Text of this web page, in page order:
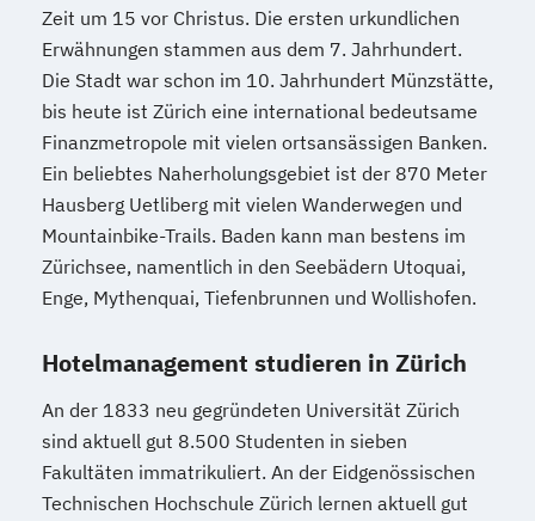
Zeit um 15 vor Christus. Die ersten urkundlichen
Erwähnungen stammen aus dem 7. Jahrhundert.
Die Stadt war schon im 10. Jahrhundert Münzstätte,
bis heute ist Zürich eine international bedeutsame
Finanzmetropole mit vielen ortsansässigen Banken.
Ein beliebtes Naherholungsgebiet ist der 870 Meter
Hausberg Uetliberg mit vielen Wanderwegen und
Mountainbike-Trails. Baden kann man bestens im
Zürichsee, namentlich in den Seebädern Utoquai,
Enge, Mythenquai, Tiefenbrunnen und Wollishofen.
Hotelmanagement studieren in Zürich
An der 1833 neu gegründeten Universität Zürich
sind aktuell gut 8.500 Studenten in sieben
Fakultäten immatrikuliert. An der Eidgenössischen
Technischen Hochschule Zürich lernen aktuell gut